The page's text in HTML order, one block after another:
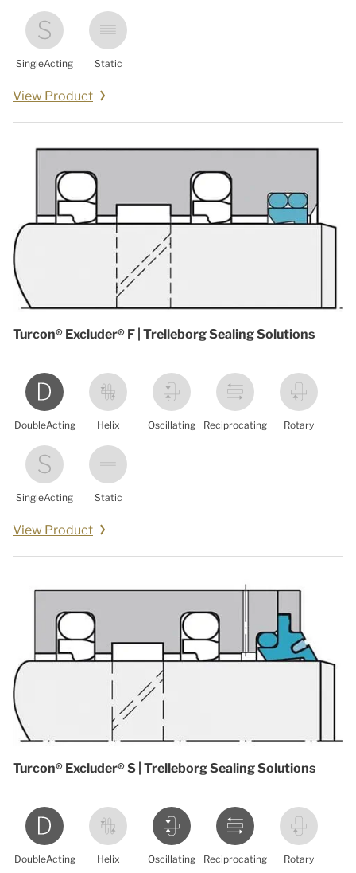
SingleActing Static
View Product
Turcon® Excluder® F | Trelleborg Sealing Solutions
DoubleActing Helix Oscillating Reciprocating Rotary
SingleActing Static
View Product
Turcon® Excluder® S | Trelleborg Sealing Solutions
DoubleActing Helix Oscillating Reciprocating Rotary